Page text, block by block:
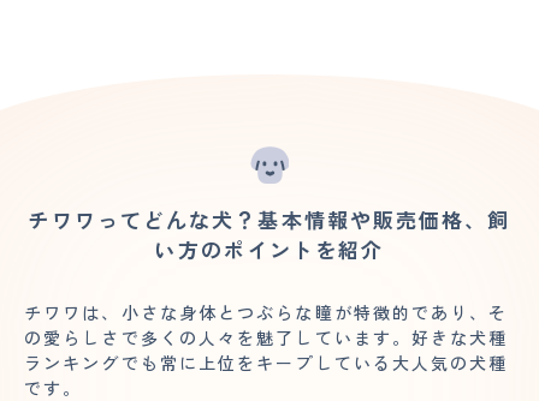
チワワってどんな犬？基本情報や販売価格、飼
い方のポイントを紹介
チワワは、小さな身体とつぶらな瞳が特徴的であり、そ
の愛らしさで多くの人々を魅了しています。好きな犬種
ランキングでも常に上位をキープしている大人気の犬種
です。